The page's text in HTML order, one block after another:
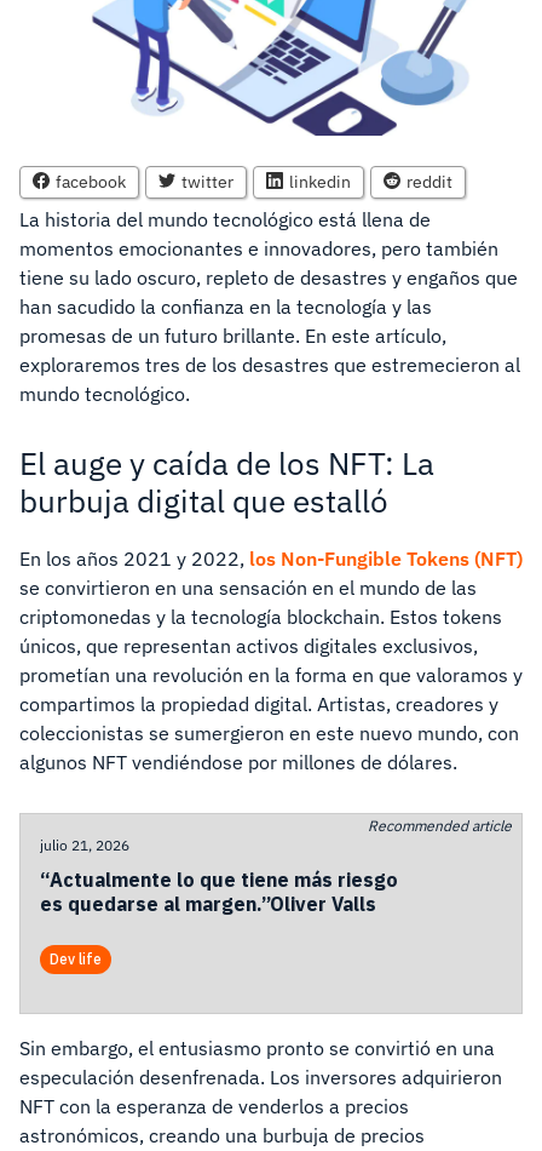
facebook twitter linkedin reddit
La historia del mundo tecnológico está llena de
momentos emocionantes e innovadores, pero también
tiene su lado oscuro, repleto de desastres y engaños que
han sacudido la confianza en la tecnología y las
promesas de un futuro brillante. En este artículo,
exploraremos tres de los desastres que estremecieron al
mundo tecnológico.
El auge y caída de los NFT: La
burbuja digital que estalló
En los años 2021 y 2022, los Non-Fungible Tokens (NFT)
se convirtieron en una sensación en el mundo de las
criptomonedas y la tecnología blockchain. Estos tokens
únicos, que representan activos digitales exclusivos,
prometían una revolución en la forma en que valoramos y
compartimos la propiedad digital. Artistas, creadores y
coleccionistas se sumergieron en este nuevo mundo, con
algunos NFT vendiéndose por millones de dólares.
Recommended article
julio 21, 2026
“Actualmente lo que tiene más riesgo
es quedarse al margen.”Oliver Valls
Dev life
Sin embargo, el entusiasmo pronto se convirtió en una
especulación desenfrenada. Los inversores adquirieron
NFT con la esperanza de venderlos a precios
astronómicos, creando una burbuja de precios